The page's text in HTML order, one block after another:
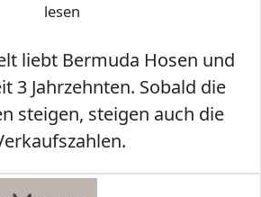
lesen
liebt Bermuda Hosen und
3 Jahrzehnten. Sobald die
steigen, steigen auch die